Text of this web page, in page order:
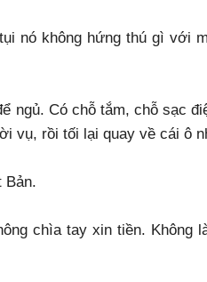
nó không hứng thú gì với
ngủ. Có chỗ tắm, chỗ sạc
vụ, rồi tối lại quay về cái ô
Bản.
chìa tay xin tiền. Không